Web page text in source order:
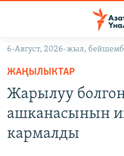
Навигацияга
өтүңүз
Издөөгө
салыңызКЫРГЫЗСТАН
ДҮЙНӨ
6-Август, 2026-жыл,
ЖАҢЫЛЫКТАР
Жарылуу
ашканасынын
кармалды